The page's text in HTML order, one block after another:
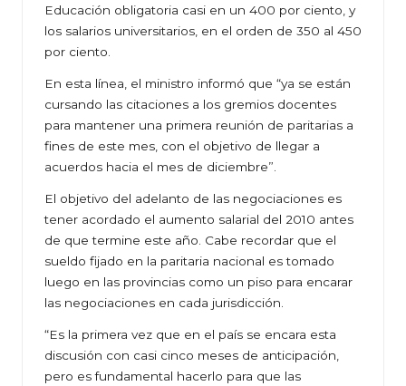
Educación obligatoria casi en un 400 por ciento, y
los salarios universitarios, en el orden de 350 al 450
por ciento.
En esta línea, el ministro informó que “ya se están
cursando las citaciones a los gremios docentes
para mantener una primera reunión de paritarias a
fines de este mes, con el objetivo de llegar a
acuerdos hacia el mes de diciembre”.
El objetivo del adelanto de las negociaciones es
tener acordado el aumento salarial del 2010 antes
de que termine este año. Cabe recordar que el
sueldo fijado en la paritaria nacional es tomado
luego en las provincias como un piso para encarar
las negociaciones en cada jurisdicción.
“Es la primera vez que en el país se encara esta
discusión con casi cinco meses de anticipación,
pero es fundamental hacerlo para que las